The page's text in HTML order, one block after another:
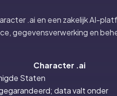
.ai en een zakelijk AI-
gegevensverwerking en
Character .ai
Staten
data valt onder